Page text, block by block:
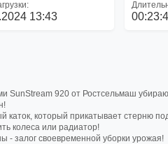
13:43
SunStream 920 от Ростсельмаш
который прикатывает стерню
колеса или радиатор!
залог своевременной уборки урожая!